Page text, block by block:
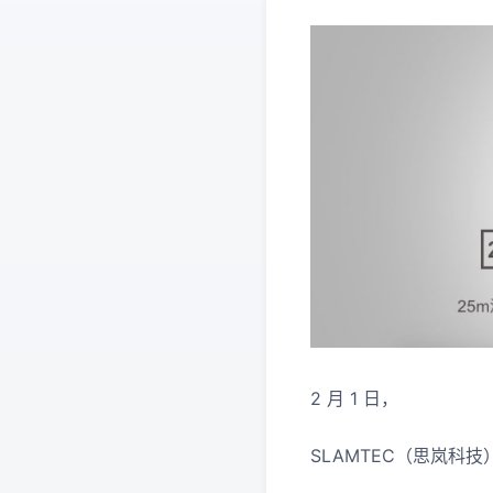
2 月 1 日，
SLAMTEC（思岚科技